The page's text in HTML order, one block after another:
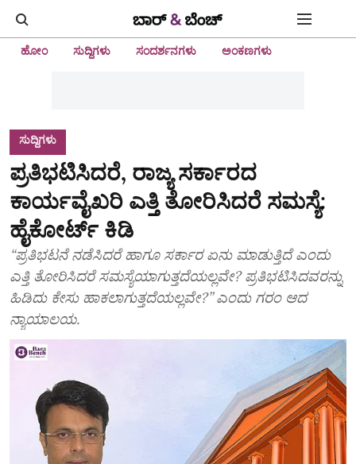
ಹೋಂ ಸುದ್ದಿಗಳು ಸಂದರ್ಶನಗಳು ಅಂಕಣಗಳು
ಸುದ್ದಿಗಳು
ಪ್ರತಿಭಟಿಸಿದರೆ, ರಾಜ್ಯ ಸರ್ಕಾರದ
ಕಾರ್ಯವೈಖರಿ ಎತ್ತಿ ತೋರಿಸಿದರೆ ಸಮಸ್ಯೆ:
ಹೈಕೋರ್ಟ್‌ ಕಿಡಿ
“ಪ್ರತಿಭಟನೆ ನಡೆಸಿದರೆ ಹಾಗೂ ಸರ್ಕಾರ ಏನು ಮಾಡುತ್ತಿದೆ ಎಂದು
ಎತ್ತಿ ತೋರಿಸಿದರೆ ಸಮಸ್ಯೆಯಾಗುತ್ತದೆಯಲ್ಲವೇ? ಪ್ರತಿಭಟಿಸಿದವರನ್ನು
ಹಿಡಿದು ಕೇಸು ಹಾಕಲಾಗುತ್ತದೆಯಲ್ಲವೇ?” ಎಂದು ಗರಂ ಆದ
ನ್ಯಾಯಾಲಯ.